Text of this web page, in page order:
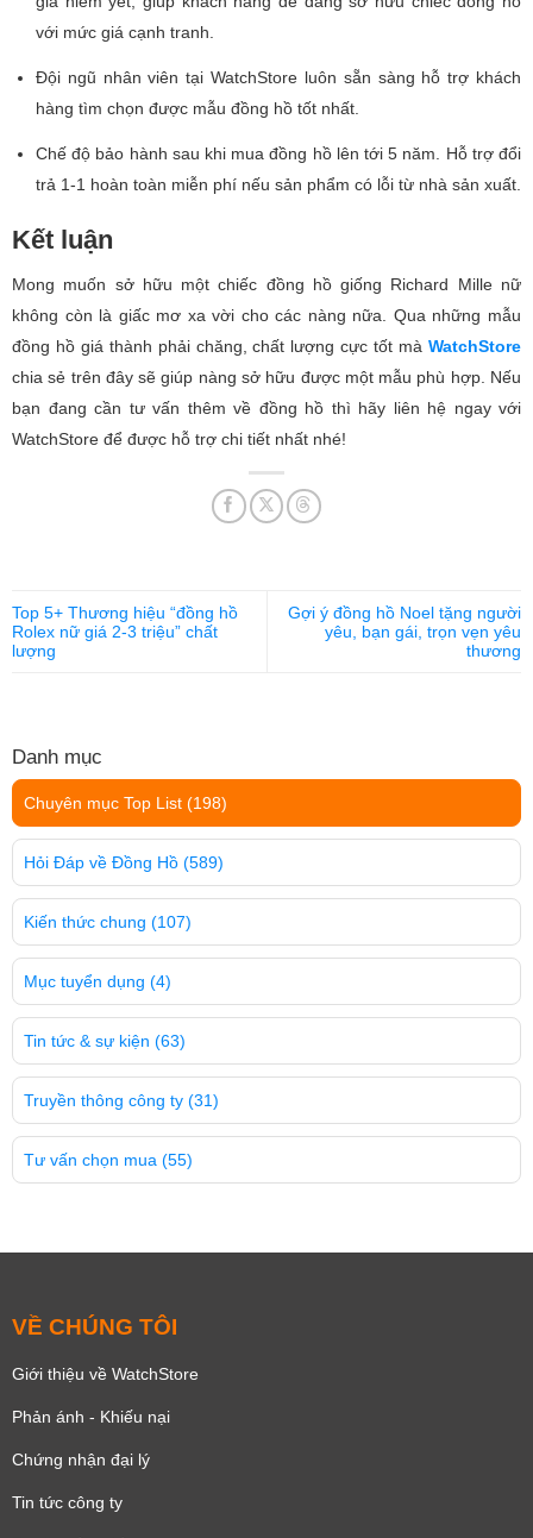
với mức giá cạnh tranh.
Đội ngũ nhân viên tại WatchStore luôn sẵn sàng hỗ trợ khách
hàng tìm chọn được mẫu đồng hồ tốt nhất.
Chế độ bảo hành sau khi mua đồng hồ lên tới 5 năm. Hỗ trợ đổi
trả 1-1 hoàn toàn miễn phí nếu sản phẩm có lỗi từ nhà sản xuất.
Kết luận
Mong muốn sở hữu một chiếc đồng hồ giống Richard Mille nữ
không còn là giấc mơ xa vời cho các nàng nữa. Qua những mẫu
đồng hồ giá thành phải chăng, chất lượng cực tốt mà WatchStore
chia sẻ trên đây sẽ giúp nàng sở hữu được một mẫu phù hợp. Nếu
bạn đang cần tư vấn thêm về đồng hồ thì hãy liên hệ ngay với
WatchStore để được hỗ trợ chi tiết nhất nhé!
Top 5+ Thương hiệu “đồng hồ
Rolex nữ giá 2-3 triệu” chất
lượng
Gợi ý đồng hồ Noel tặng người
yêu, bạn gái, trọn vẹn yêu
thương
Danh mục
Chuyên mục Top List (198)
Hỏi Đáp về Đồng Hồ (589)
Kiến thức chung (107)
Mục tuyển dụng (4)
Tin tức & sự kiện (63)
Truyền thông công ty (31)
Tư vấn chọn mua (55)
VỀ CHÚNG TÔI
Giới thiệu về WatchStore
Phản ánh - Khiếu nại
Chứng nhận đại lý
Tin tức công ty